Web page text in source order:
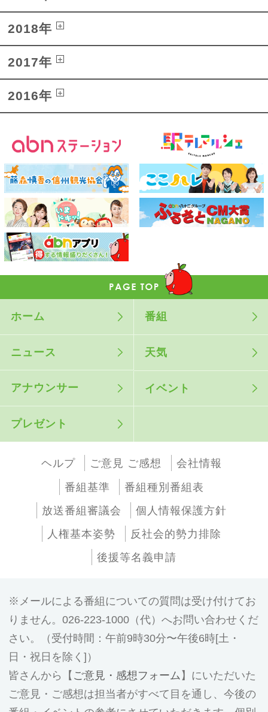
2018年
2017年
2016年
ホーム 番組
ニュース 天気
アナウンサー イベント
プレゼント
ヘルプ ご意見 ご感想
会社情報
番組基準
番組種別番組表
放送番組審議会
個人情報保護方針
人権基本姿勢
反社会的勢力排除
後援等名義申請
メールによる番組についての質問は受け付けてお
りません。026-223-1000（代）へお問い合わせくだ
さい。（受付時間：午前9時30分〜午後6時[土・
日・祝日を除く]）
皆さんから【 ご意見・感想フォーム 】にいただいた
ご意見・ご感想は担当者がすべて目を通し、今後の